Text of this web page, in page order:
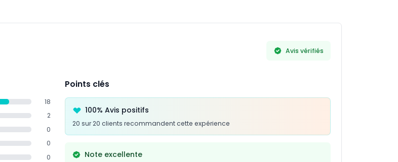
Avis vérifiés
18
2
0
0
0
Points clés
100% Avis positifs
20 sur 20 clients recommandent cette expérience
Note excellente